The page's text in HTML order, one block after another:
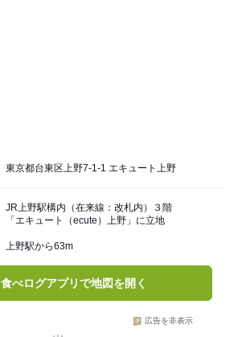
東京都台東区上野7-1-1 エキュート上野
JR上野駅構内（在来線：改札内）３階
「エキュート（ecute）上野」に立地
上野駅から63m
食べログアプリで地図を開く
広告を非表示